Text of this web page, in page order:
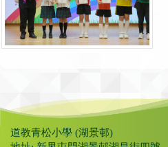
道教青松小學 (湖景邨)